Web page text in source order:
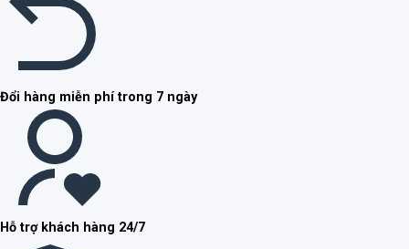
Đổi hàng miễn phí trong 7 ngày
Hỗ trợ khách hàng 24/7